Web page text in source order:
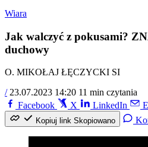
Wiara
Jak walczyć z pokusami?
duchowy
O. MIKOŁAJ ŁĘCZYCKI SI
/ 23.07.2023 14:20 11 min czytania
Facebook
X LinkedIn
Kopiuj link Skopiowano